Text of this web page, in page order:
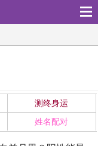
测终身运
姓名配对